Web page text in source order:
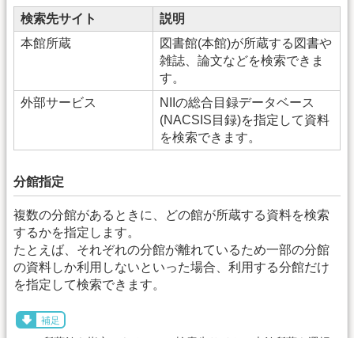
検索先サイト
説明
本館所蔵
図書館(本館)が所蔵する図書や
雑誌、論文などを検索できま
す。
外部サービス
NIIの総合目録データベース
(NACSIS目録)を指定して資料
を検索できます。
分館指定
複数の分館があるときに、どの館が所蔵する資料を検索
するかを指定します。
たとえば、それぞれの分館が離れているため一部の分館
の資料しか利用しないといった場合、利用する分館だけ
を指定して検索できます。
補足